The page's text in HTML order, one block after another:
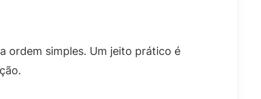
ordem simples. Um jeito prático é